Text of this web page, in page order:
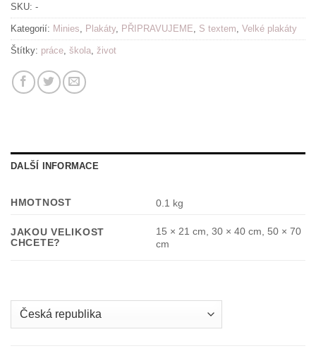
SKU: -
Kategorií: Minies Plakáty, PŘIPRAVUJEME S textem Velké plakáty
Štítky: práce škola život
DALŠÍ INFORMACE
HMOTNOST 0.1 kg
JAKOU VELIKOST
CHCETE?
15 × 21 cm, 30 × 40 cm, 50 × 70
cm
Country